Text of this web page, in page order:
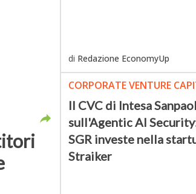
di Redazione EconomyUp
CORPORATE VENTURE
Il CVC di Intesa
sull'Agentic AI
SGR investe nella
Straiker